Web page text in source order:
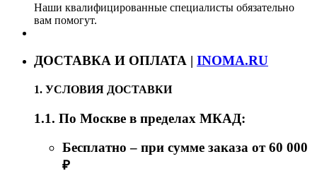
Наши квалифицированные специалисты обязательно
вам помогут.
ДОСТАВКА И ОПЛАТА | INOMA.RU
1. УСЛОВИЯ ДОСТАВКИ
1.1. По Москве в пределах МКАД:
Бесплатно – при сумме заказа от 60 000
₽